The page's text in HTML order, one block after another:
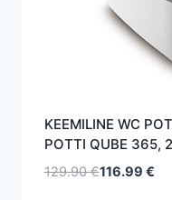
KEEMILINE WC
POTTI QUBE 365,
129.90€116.99 €